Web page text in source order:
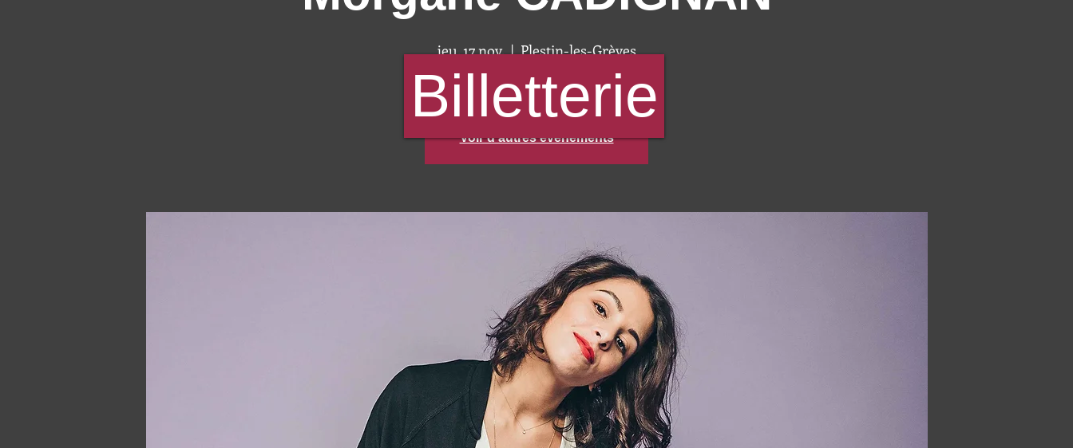
jeu. 17 nov.
  |
Plestin-les-Grèves
Aucun billet en vente
Voir d'autres événements
Billetterie